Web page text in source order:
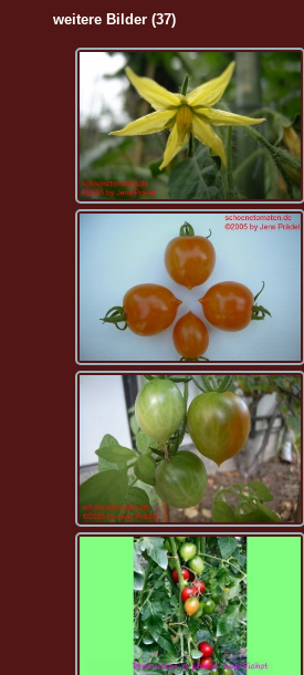
weitere Bilder (37)